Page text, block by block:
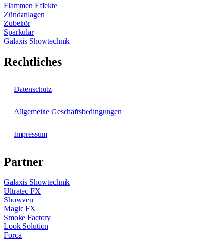
Flammen Effekte
Zündanlagen
Zubehör
Sparkular
Galaxis Showtechnik
Rechtliches
Datenschutz
Allgemeine Geschäftsbedingungen
Impressum
Partner
Galaxis Showtechnik
Ultratec FX
Showven
Magic FX
Smoke Factory
Look Solution
Forca